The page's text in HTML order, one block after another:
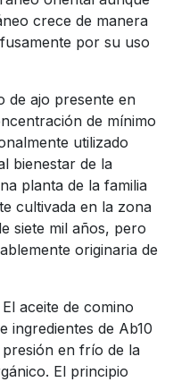
crece de manera
por su uso
de ajo presente en
de mínimo
utilizado
bienestar de la
planta de la familia
cultivada en la zona
siete mil años, pero
originaria de
El aceite de comino
ingredientes de Ab10
en frío de la
El principio